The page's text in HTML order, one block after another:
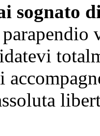
sognato